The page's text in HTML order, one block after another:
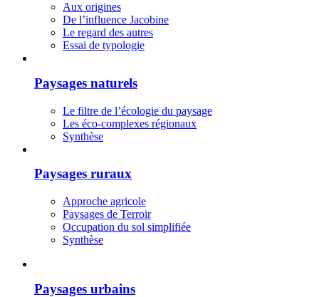
Aux origines
De l’influence Jacobine
Le regard des autres
Essai de typologie
Paysages naturels
Le filtre de l’écologie du paysage
Les éco-complexes régionaux
Synthèse
Paysages ruraux
Approche agricole
Paysages de Terroir
Occupation du sol simplifiée
Synthèse
Paysages urbains